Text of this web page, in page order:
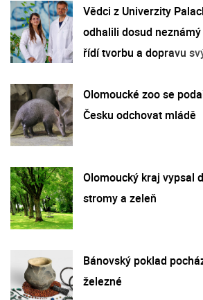
Vědci z Univerzity
odhalili dosud
řídí tvorbu a dopravu
Olomoucké zoo se
Česku odchovat mládě
Olomoucký kraj vypsal
stromy a zeleň
Bánovský poklad
železné